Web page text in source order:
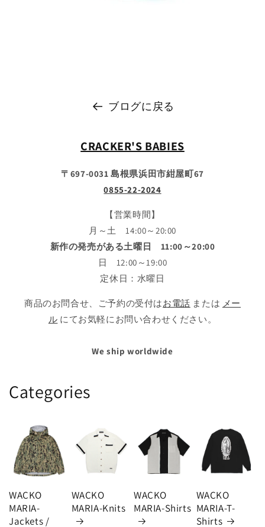
ブログに戻る
CRACKER'S BABIES
〒697-0031 島根県浜田市紺屋町67
0855-22-2024
【営業時間】
月～土 14:00～20:00
新作の発売がある土曜日 11:00～20:00
日 12:00～19:00
定休日：水曜日
商品のお問合せ、ご予約の受付はお電話 または メー
ル にてお気軽にお問い合わせください。
We ship worldwide
Categories
WACKO
MARIA-
Jackets /
WACKO
MARIA-Knits
WACKO
MARIA-Shirts
WACKO
MARIA-T-
Shirts